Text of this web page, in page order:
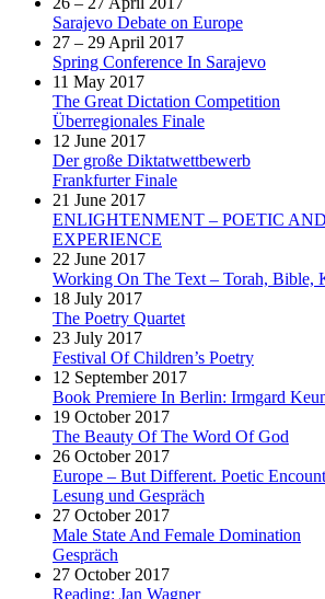
Sarajevo Debate on Europe
27 – 29 April 2017
Spring Conference In Sarajevo
11 May 2017
The Great Dictation Competition
Überregionales Finale
12 June 2017
Der große Diktatwettbewerb
Frankfurter Finale
21 June 2017
ENLIGHTENMENT – POETIC
EXPERIENCE
22 June 2017
Working On The Text – Torah, Bible,
18 July 2017
The Poetry Quartet
23 July 2017
Festival Of Children’s Poetry
12 September 2017
Book Premiere In Berlin: Irmgard
19 October 2017
The Beauty Of The Word Of God
26 October 2017
Europe – But Different. Poetic
Lesung und Gespräch
27 October 2017
Male State And Female Domination
Gespräch
27 October 2017
Reading: Jan Wagner